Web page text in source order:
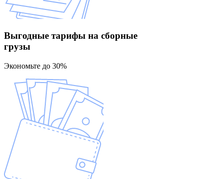
Выгодные тарифы на сборные
грузы
Экономьте до 30%